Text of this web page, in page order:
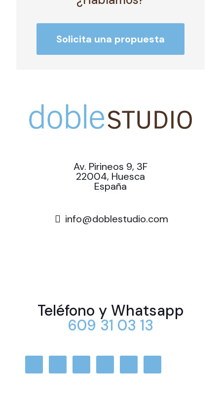
Solicita una propuesta
Av. Pirineos 9, 3F
22004, Huesca
España
info@doblestudio.com
Teléfono y Whatsapp
609 31 03 13